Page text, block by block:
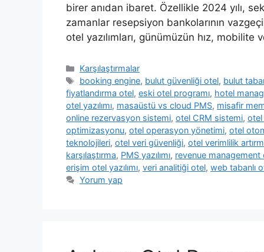
birer anıdan ibaret. Özellikle 2024 yılı,
zamanlar resepsiyon bankolarının
otel yazılımları, günümüzün hız, mobilite
Kategoriler
Karşılaştırmalar
Etiketler
booking engine, bulut güvenliği otel, bulut
fiyatlandırma otel, eski otel programı, hotel
otel yazılımı, masaüstü vs cloud PMS, misafir
online rezervasyon sistemi, otel CRM sistemi, otel
optimizasyonu, otel operasyon yönetimi, otel
teknolojileri, otel veri güvenliği, otel verimlilik
karşılaştırma, PMS yazılımı, revenue management
erişim otel yazılımı, veri analitiği otel, web tabanlı
Yorum yap